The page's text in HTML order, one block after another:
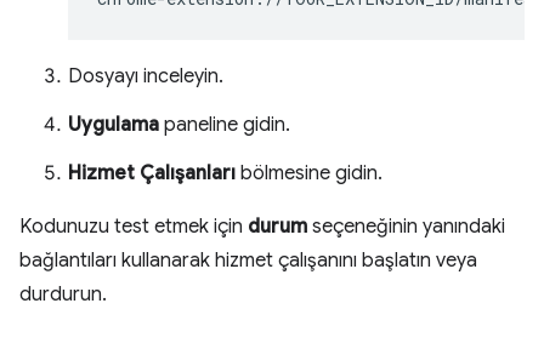
Dosyayı inceleyin.
Uygulama paneline gidin.
Hizmet Çalışanları bölmesine gidin.
Kodunuzu test etmek için durum seçeneğinin yanındaki
bağlantıları kullanarak hizmet çalışanını başlatın veya
durdurun.